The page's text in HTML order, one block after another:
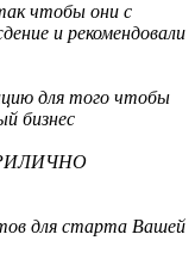
чтобы они с
и рекомендовали
для того чтобы
бизнес
для старта Вашей